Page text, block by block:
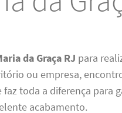
da Graça RJ para
ou empresa,
toda a diferença para
acabamento.